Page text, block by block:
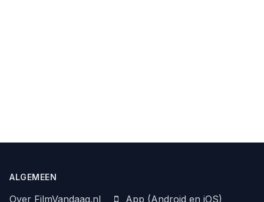
ALGEMEEN
Over FilmVandaag.nl
App (Android en iOS)